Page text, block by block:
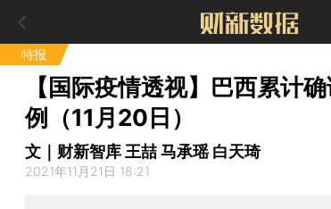
特报
【国际疫情透视】巴西累计
例（11月20日）
文｜财新智库 王喆 马承瑶 白天琦
2021年11月21日 18:21